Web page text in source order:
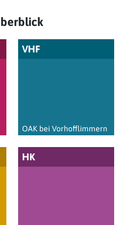
VHF
OAK bei Vorhofflimmern
HK